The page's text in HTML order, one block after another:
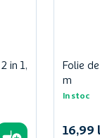
in 1,
Folie
m
In stoc
16,99